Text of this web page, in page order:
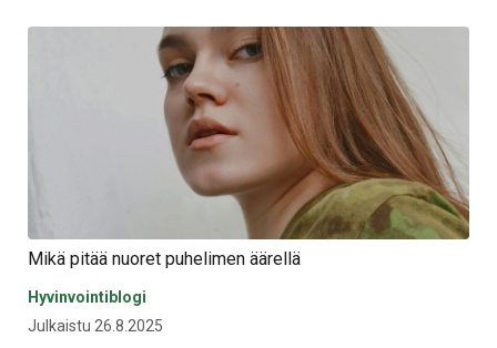
Mikä pitää nuoret puhelimen äärellä
Hyvinvointiblogi
Julkaistu 26.8.2025